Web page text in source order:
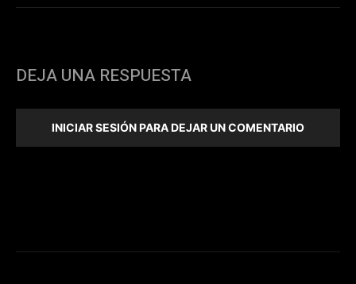
DEJA UNA RESPUESTA
INICIAR SESIÓN PARA DEJAR UN COMENTARIO